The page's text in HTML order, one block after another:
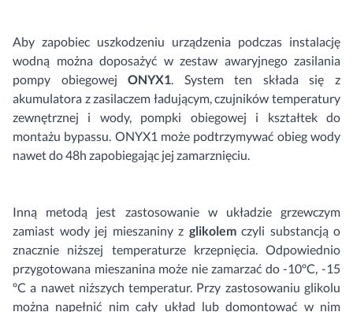
Aby zapobiec uszkodzeniu urządzenia podczas instalację
wodną można doposażyć w zestaw awaryjnego zasilania
pompy obiegowejONYX1. System ten składa się z
akumulatora z zasilaczem ładującym, czujników temperatury
zewnętrznej i wody, pompki obiegowej i kształtek do
montażu bypassu. ONYX1 może podtrzymywać obieg wody
nawet do 48h zapobiegając jej zamarznięciu.
Inną metodą jest zastosowanie w układzie grzewczym
zamiast wody jej mieszaniny z glikolemczyli substancją o
znacznie niższej temperaturze krzepnięcia. Odpowiednio
przygotowana mieszanina może nie zamarzać do -10ºC, -15
ºC a nawet niższych temperatur. Przy zastosowaniu glikolu
można napełnić nim cały układ lub domontować w nim